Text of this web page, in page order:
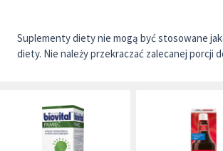
Suplementy diety nie mogą być stosowane
diety. Nie należy przekraczać zalecanej porcji